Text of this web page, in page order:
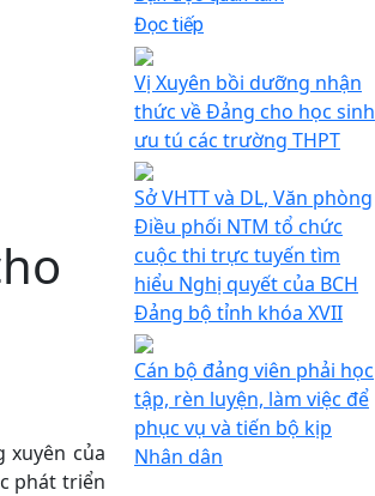
xuyên của
phát triển
Đọc tiếp
Vị Xuyên bồi dưỡng nhận
thức về Đảng cho học sinh
ưu tú các trường THPT
Sở VHTT và DL, Văn phòng
Điều phối NTM tổ chức
cuộc thi trực tuyến tìm
hiểu Nghị quyết của BCH
Đảng bộ tỉnh khóa XVII
Cán bộ đảng viên phải học
tập, rèn luyện, làm việc để
phục vụ và tiến bộ kịp
Nhân dân